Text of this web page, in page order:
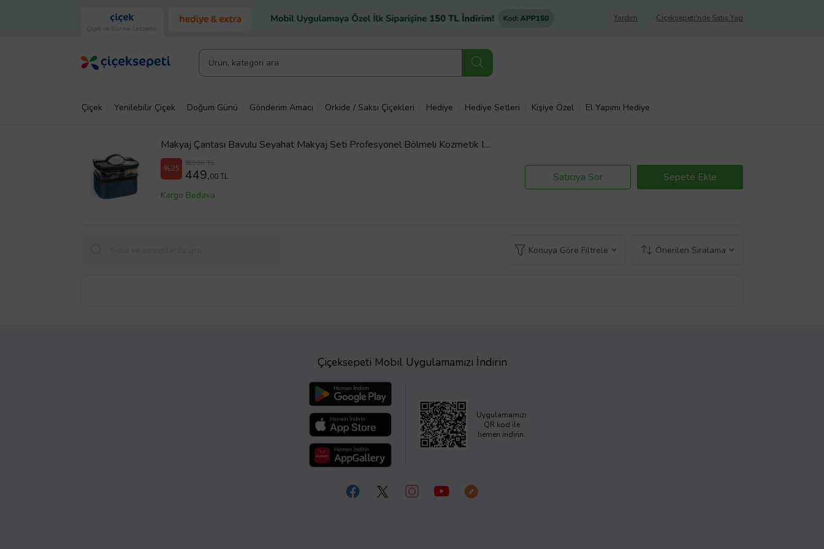
Çiçek ve Gurme Lezzetler
Çiçeksepeti'nde Satış Yap
Yardım
Çiçek Yenilebilir Çiçek Doğum Günü Gönderim Amacı Orkide / Saksı Çiçekleri Hediye Hediye Setleri Kişiye Özel El Yapımı Hediye
Makyaj Çantası Bavulu Seyahat Makyaj Seti Profesyonel Bölmeli Kozmetik I
Makyajçantası
%25
599,00 TL
449,00 TL
Kargo Bedava
Satıcıya Sor Sepete Ekle
Konuya Göre Filtrele Önerilen Sıralama
Çiçeksepeti Mobil Uygulamamızı İndirin
Uygulamamızı
QR kod ile
hemen indirin.